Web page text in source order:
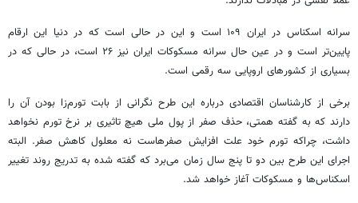
سرانه اسکناس در ایران ۱۰۹ است و این در حالی است که در دنیا این ارقام
پایین‌تر است و در عین حال سرانه مسکوکات ایران نیز ۲۶ است، در حالی که در
بسیاری از کشورهای اروپایی سه رقمی است.
برخی از کارشناسان اقتصادی درباره این طرح نگرانی از بابت تورم‌زا بودن آن را
دارند که به گفته همتی، حذف صفر از پول ملی هیچ تاثیری بر نرخ تورم نخواهد
داشت، چراکه تورم خود علت افزایش صفرهاست نه معلول کاهش صفر. البته
اجرای این طرح بین دو تا پنج سال زمان می‌برد که گفته شده به تدریج روند تغییر
اسکناس‌ها و مسکوکات آغاز خواهد شد.